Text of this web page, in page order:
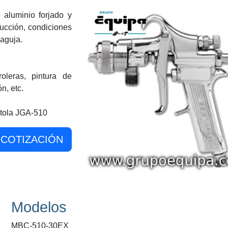
aluminio forjado y
condiciones
pintura de
etc.
JGA-510
COTIZACIÓN
Modelos
MBC-510-30EX